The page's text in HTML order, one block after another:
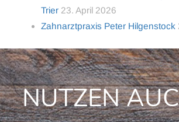
Trier 23. April 2026
Zahnarztpraxis Peter Hilgenstock
NUTZEN